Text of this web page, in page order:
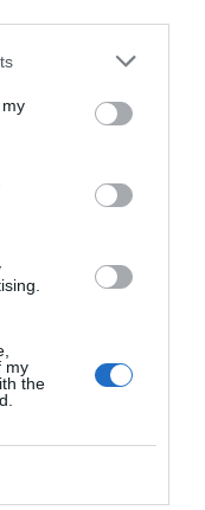
my
the
se sabe la
lineal española es
derechos
de actualidad.